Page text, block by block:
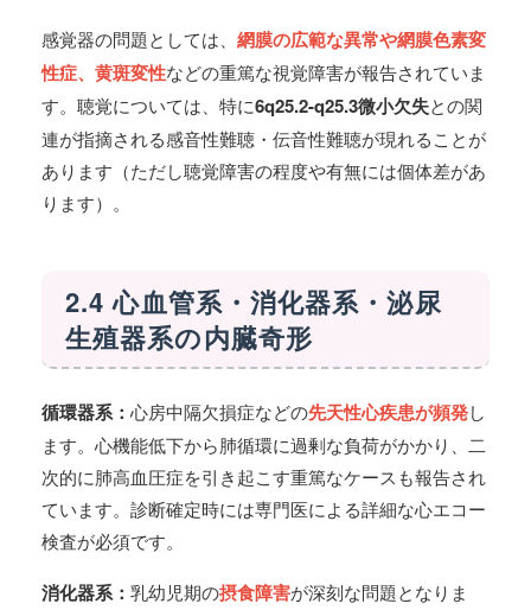
感覚器の問題としては、 網膜の広範な異常や網膜色素変
性症、黄斑変性などの重篤な視覚障害が報告されていま
す。聴覚については、特に6q25.2-q25.3微小欠失との関
連が指摘される感音性難聴・伝音性難聴が現れることが
あります（ただし聴覚障害の程度や有無には個体差があ
ります）。
2.4 心血管系・消化器系・泌尿
生殖器系の内臓奇形
循環器系： 心房中隔欠損症などの先天性心疾患が頻発し
ます。心機能低下から肺循環に過剰な負荷がかかり、二
次的に肺高血圧症を引き起こす重篤なケースも報告され
ています。診断確定時には専門医による詳細な心エコー
検査が必須です。
消化器系： 乳幼児期の摂食障害が深刻な問題となりま